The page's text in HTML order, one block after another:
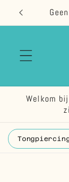
naar de
content
Welkom